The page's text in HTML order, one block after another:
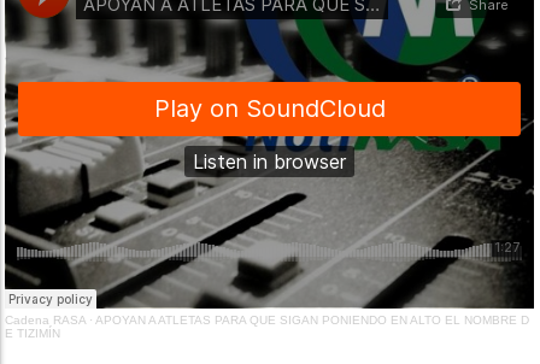
Cadena RASA · APOYAN A ATLETAS PARA QUE SIGAN PONIENDO EN ALTO EL NOMBRE D
E TIZIMÍN